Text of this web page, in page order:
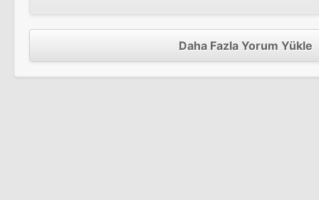
Daha Fazla Yorum Yükle